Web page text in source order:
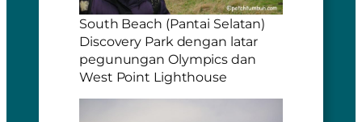
South Beach (Pantai Selatan)
Discovery Park dengan latar
pegunungan Olympics dan
West Point Lighthouse